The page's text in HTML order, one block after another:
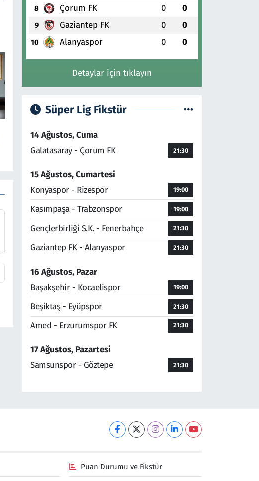
8 Çorum FK 0 0
9 Gaziantep FK 0 0
10 Alanyaspor 0 0
Detaylar için tıklayın
Süper Lig Fikstür
14 Ağustos, Cuma
Galatasaray - Çorum FK
21:30
15 Ağustos, Cumartesi
Konyaspor - Rizespor
19:00
Kasımpaşa - Trabzonspor 19:00
Gençlerbirliği S.K. - Fenerbahçe 21:30
Gaziantep FK - Alanyaspor 21:30
16 Ağustos, Pazar
Başakşehir - Kocaelispor
19:00
Beşiktaş - Eyüpspor 21:30
Amed - Erzurumspor FK 21:30
17 Ağustos, Pazartesi
Samsunspor - Göztepe
21:30
Puan Durumu ve Fikstür